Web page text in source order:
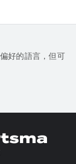
好的語言，但可